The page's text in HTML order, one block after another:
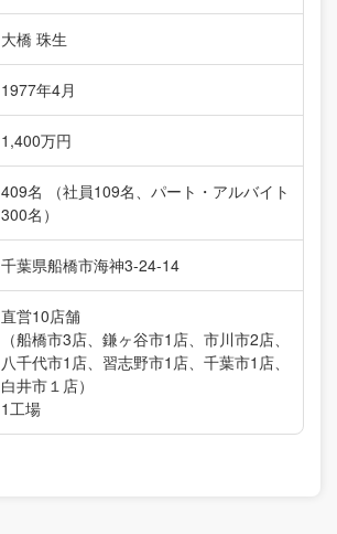
大橋 珠生
1977年4月
1,400万円
409名 （社員109名、パート・アルバイト
300名）
千葉県船橋市海神3-24-14
直営10店舗
（船橋市3店、鎌ヶ谷市1店、市川市2店、
八千代市1店、習志野市1店、千葉市1店、
白井市１店）
1工場